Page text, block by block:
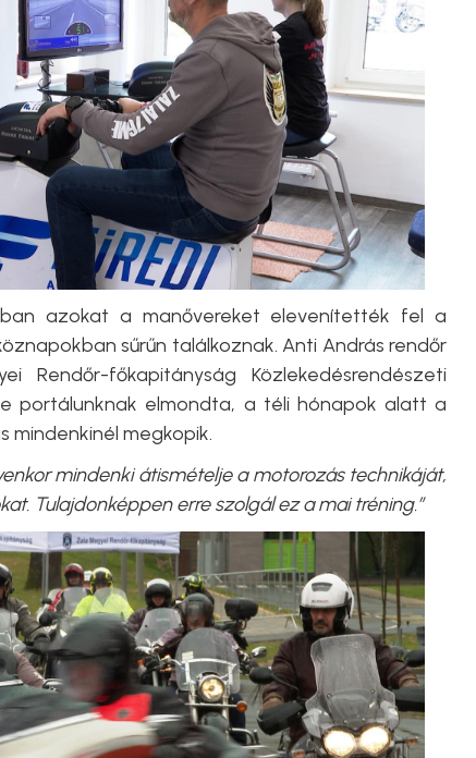
azokat a manővereket elevenítették fel a
sűrűn találkoznak. Anti András rendőr
Rendőr-főkapitányság Közlekedésrendészeti
portálunknak elmondta, a téli hónapok alatt a
mindenkinél megkopik.
mindenki átismételje a motorozás technikáját,
Tulajdonképpen erre szolgál ez a mai tréning.”